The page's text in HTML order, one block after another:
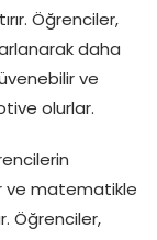
Öğrenciler,
daha
ve
olurlar.
ve matematikle
Öğrenciler,